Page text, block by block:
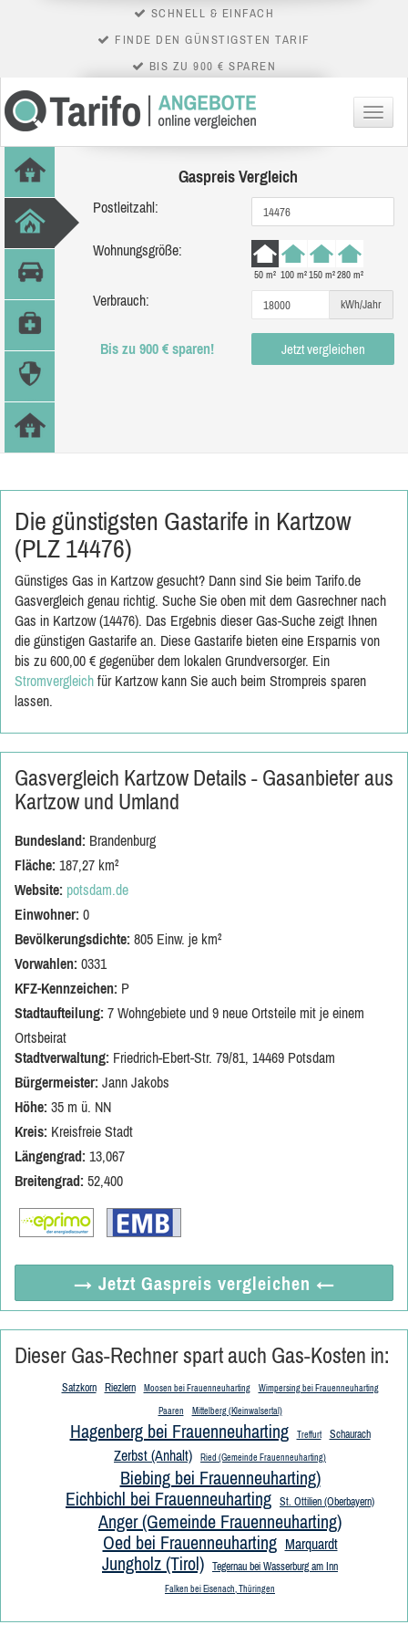
SCHNELL & EINFACH
FINDE DEN GÜNSTIGSTEN TARIF
BIS ZU 900 € SPAREN
Menü
Gaspreis Vergleich
Postleitzahl:
Wohnungsgröße:
50 m² 100 m²150 m²280 m²
Verbrauch: kWh/Jahr
Bis zu 900 € sparen! Jetzt vergleichen
Die günstigsten Gastarife in Kartzow
(PLZ 14476)
Günstiges Gas in Kartzow gesucht? Dann sind Sie beim Tarifo.de
Gasvergleich genau richtig. Suche Sie oben mit dem Gasrechner nach
Gas in Kartzow (14476). Das Ergebnis dieser Gas-Suche zeigt Ihnen
die günstigen Gastarife an. Diese Gastarife bieten eine Ersparnis von
bis zu 600,00 € gegenüber dem lokalen Grundversorger. Ein
Stromvergleich für Kartzow kann Sie auch beim Strompreis sparen
lassen.
Gasvergleich Kartzow Details - Gasanbieter aus
Kartzow und Umland
Bundesland: Brandenburg
Fläche: 187,27 km²
Website: potsdam.de
Einwohner: 0
Bevölkerungsdichte: 805 Einw. je km²
Vorwahlen: 0331
KFZ-Kennzeichen: P
Stadtaufteilung: 7 Wohngebiete und 9 neue Ortsteile mit je einem
Ortsbeirat
Stadtverwaltung: Friedrich-Ebert-Str. 79/81, 14469 Potsdam
Bürgermeister: Jann Jakobs
Höhe: 35 m ü. NN
Kreis: Kreisfreie Stadt
Längengrad: 13,067
Breitengrad: 52,400
→ Jetzt Gaspreis vergleichen ←
Dieser Gas-Rechner spart auch Gas-Kosten in:
Satzkorn Riezlern Moosen bei Frauenneuharting Wimpersing bei Frauenneuharting
Paaren Mittelberg (Kleinwalsertal)
Hagenberg bei Frauenneuharting Treffurt Schaurach
Zerbst (Anhalt) Ried (Gemeinde Frauenneuharting)
Biebing bei Frauenneuharting)
Eichbichl bei Frauenneuharting
St. Ottilien (Oberbayern)
Anger (Gemeinde Frauenneuharting)
Oed bei Frauenneuharting Marquardt
Jungholz (Tirol) Tegernau bei Wasserburg am Inn
Falken bei Eisenach, Thüringen